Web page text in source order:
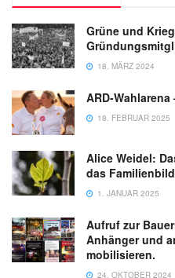
Grüne und
18. MÄRZ 2024
ARD-
18. FEBRUAR 2025
Alice Weidel:
das
1. JANUAR 2025
Aufruf zur
Anhänger und
mobilisieren.
24. OKTOBER 2024